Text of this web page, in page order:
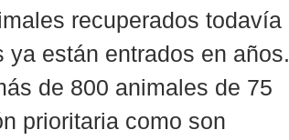
recuperados todavía
están entrados en años.
de 800 animales de 75
prioritaria como son